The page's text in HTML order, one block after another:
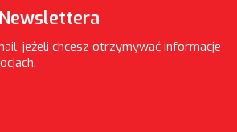
jeżeli chcesz otrzymywać informacje